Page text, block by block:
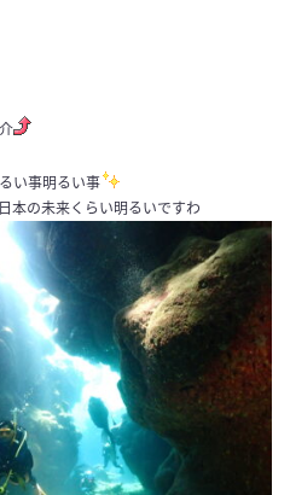
い事明るい事
本の未来くらい明るいですわ